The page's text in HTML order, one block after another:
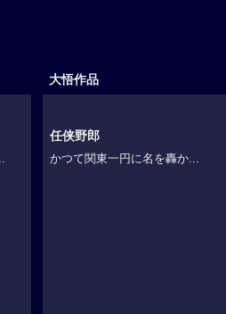
大悟作品
任侠野郎
かつて関東一円に名を轟か...